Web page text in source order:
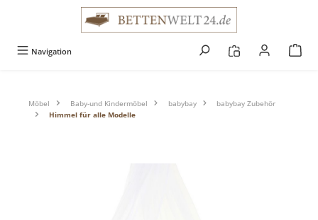
Navigation
Möbel Baby-und Kindermöbel babybay
babybay Zubehör
Himmel für alle Modelle